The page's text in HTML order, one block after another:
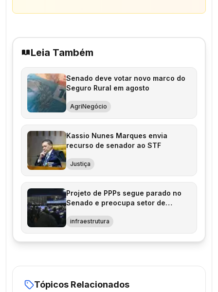
Leia Também
Senado deve votar novo marco do
Seguro Rural em agosto
AgriNegócio
Kassio Nunes Marques envia
recurso de senador ao STF
Justiça
Projeto de PPPs segue parado no
Senado e preocupa setor de
infraestrutura
Tópicos Relacionados